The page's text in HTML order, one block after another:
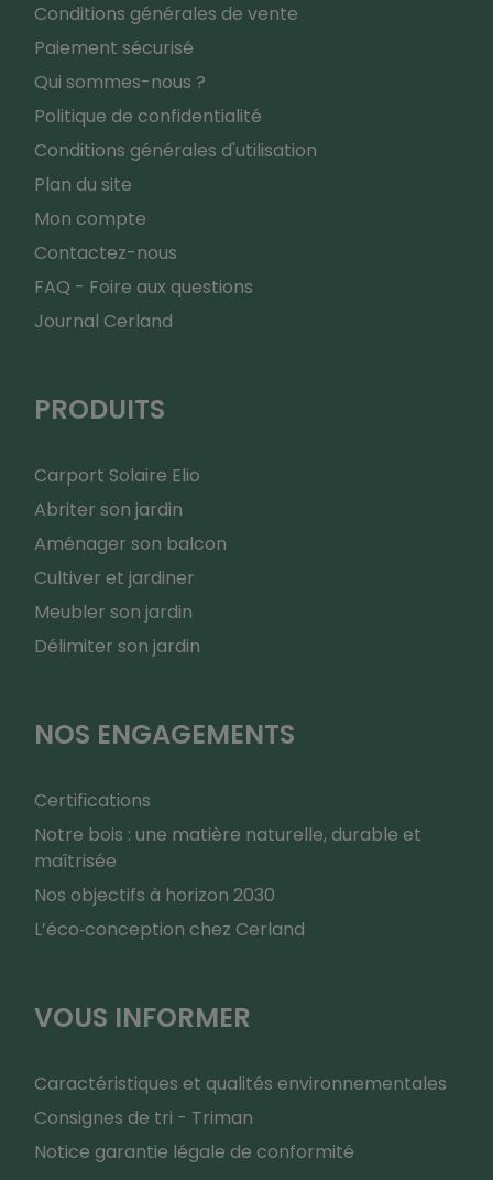
Conditions générales de vente
Paiement sécurisé
Qui sommes-nous ?
Politique de confidentialité
Conditions générales d'utilisation
Plan du site
Mon compte
Contactez-nous
FAQ - Foire aux questions
Journal Cerland
PRODUITS
Carport Solaire Elio
Abriter son jardin
Aménager son balcon
Cultiver et jardiner
Meubler son jardin
Délimiter son jardin
NOS ENGAGEMENTS
Certifications
Notre bois : une matière naturelle, durable et
maîtrisée
Nos objectifs à horizon 2030
L’éco‑conception chez Cerland
VOUS INFORMER
Caractéristiques et qualités environnementales
Consignes de tri - Triman
Notice garantie légale de conformité